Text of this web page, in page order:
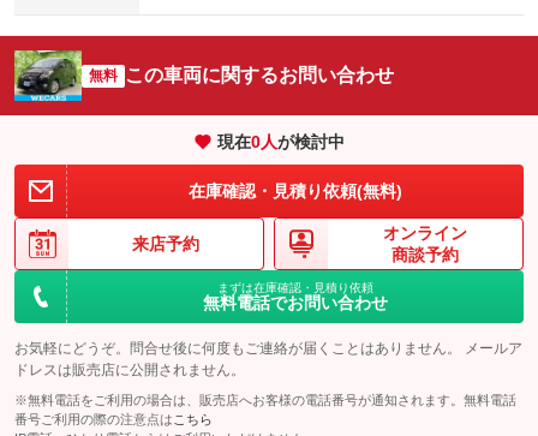
無料 この車両に関するお問い合わせ
現在0人が検討中
在庫確認・見積り依頼(無料)
来店予約
オンライン
商談予約
まずは在庫確認・見積り依頼
無料電話でお問い合わせ
お気軽にどうぞ。問合せ後に何度もご連絡が届くことはありません。 メールア
ドレスは販売店に公開されません。
※無料電話をご利用の場合は、販売店へお客様の電話番号が通知されます。無料電話
番号ご利用の際の注意点は こちら